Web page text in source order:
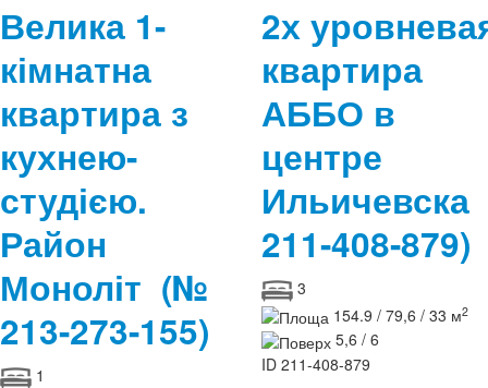
Велика 1-
кімнатна
квартира з
кухнею-
студією.
Район
Моноліт (№
213-273-155)
1
2х
квартира
АББО в
центре
Ильичевска
211-408-879)
3
154.9 / 79,6 / 33 м2
5,6 / 6
ID 211-408-879